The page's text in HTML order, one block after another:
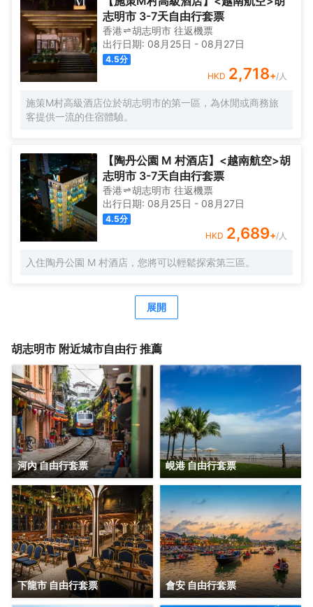
24小時熱水的客房浴室是不錯的選擇。 優美的環境，再搭配
上細緻周到的服務，酒店的休閒區定能滿足您的品質需求。
酒店的會議廳將熱情的服務與專業的素質完美地結合在一
起。提供乾洗服務，為您的旅途省心。
志明市 3-7天自由行套票
香港 胡志明市 往返機票
出行日期: 08月25日 - 08月27日
4.5分
HKD 2,718+/人
施策M村高級酒店位於胡志明市的第一區，為休閒或商務旅
客提供一流的住宿體驗。
【陶丹公園 M 村酒店】<越南航空>胡
志明市 3-7天自由行套票
香港 胡志明市 往返機票
出行日期: 08月25日 - 08月27日
4.5分
HKD 2,689+/人
入住陶丹公園 M 村酒店，您將可以輕鬆探索第三區。
展開
胡志明市 附近城市自由行 推薦
河內 自由行套票 峴港 自由行套票
下龍市 自由行套票 會安 自由行套票